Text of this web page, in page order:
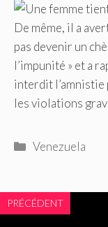
De même, il a
pas devenir un
l’impunité » et a
interdit l’amnistie
les violations
Catégories
Venezuela
PRÉCÉDENT